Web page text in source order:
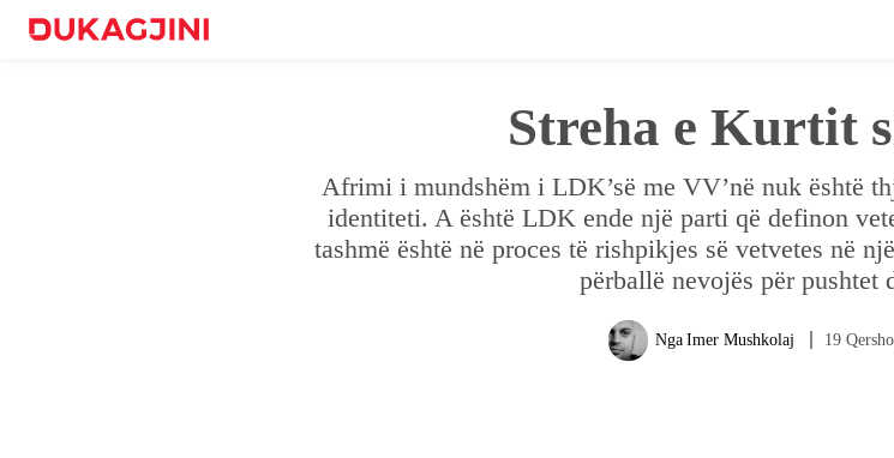
Streha e Kurtit
Afrimi i mundshëm i LDK’së me VV’në nuk është
identiteti. A është LDK ende një parti që definon
tashmë është në proces të rishpikjes së vetvetes në
përballë nevojës për pushtet
Nga Imer Mushkolaj 19